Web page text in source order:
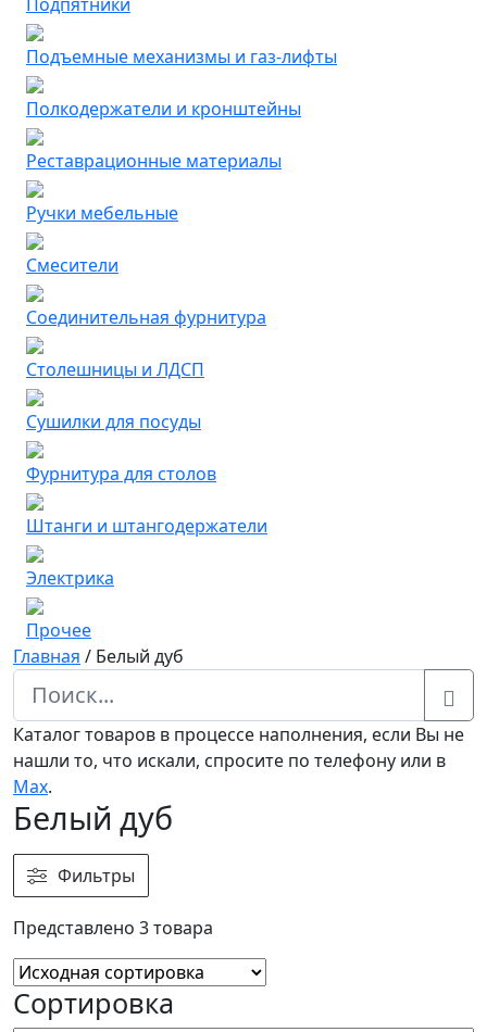
Подъемные механизмы и газ-лифты
Полкодержатели и кронштейны
Реставрационные материалы
Ручки мебельные
Смесители
Соединительная фурнитура
Столешницы и ЛДСП
Сушилки для посуды
Фурнитура для столов
Штанги и штангодержатели
Электрика
Прочее
Главная / Белый дуб
Каталог товаров в процессе наполнения, если Вы не
нашли то, что искали, спросите по телефону или в
Мах.
Белый дуб
Фильтры
Представлено 3 товара
Сортировка